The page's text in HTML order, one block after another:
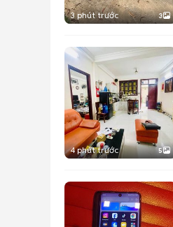
3 phút trước 3
4 phút trước 5